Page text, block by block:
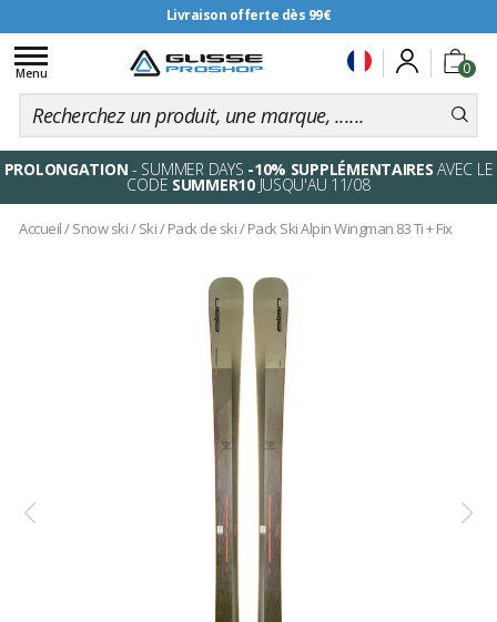
Livraison offerte dès 99€
0
Toggle
navigation
Menu
PROLONGATION - SUMMER DAYS -10% SUPPLÉMENTAIRES AVEC LE
CODE SUMMER10JUSQU'AU 11/08
Accueil/Snow ski/Ski/Pack de ski/Pack Ski Alpin Wingman 83 Ti + Fix